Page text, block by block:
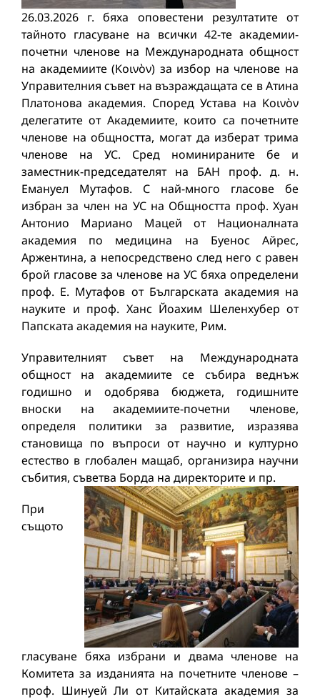
26.03.2026 г. бяха оповестени резултатите от
тайното гласуване на всички 42-те академии-
почетни членове на Международната общност
на академиите (Κοινὸν) за избор на членове на
Управителния съвет на възраждащата се в Атина
Платонова академия. Според Устава на Κοινὸν
делегатите от Академиите, които са почетните
членове на общността, могат да изберат трима
членове на УС. Сред номинираните бе и
заместник-председателят на БАН проф. д. н.
Емануел Мутафов. С най-много гласове бе
избран за член на УС на Общността проф. Хуан
Антонио Мариано Мацей от Националната
академия по медицина на Буенос Айрес,
Аржентина, а непосредствено след него с равен
брой гласове за членове на УС бяха определени
проф. Е. Мутафов от Българската академия на
науките и проф. Ханс Йоахим Шеленхубер от
Папската академия на науките, Рим.
Управителният съвет на Международната
общност на академиите се събира веднъж
годишно и одобрява бюджета, годишните
вноски на академиите-почетни членове,
определя политики за развитие, изразява
становища по въпроси от научно и културно
естество в глобален мащаб, организира научни
събития, съветва Борда на директорите и пр.
При
същото
гласуване бяха избрани и двама членове на
Комитета за изданията на почетните членове –
проф. Шинуей Ли от Китайската академия за